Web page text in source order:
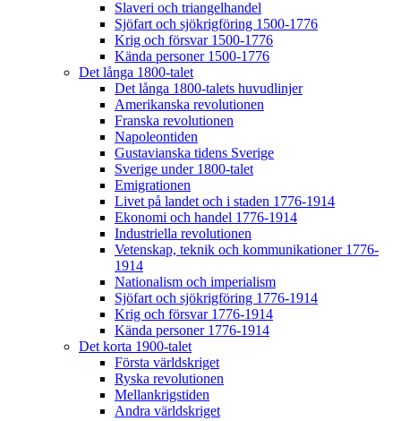
Slaveri och triangelhandel
Sjöfart och sjökrigföring 1500-1776
Krig och försvar 1500-1776
Kända personer 1500-1776
Det långa 1800-talet
Det långa 1800-talets huvudlinjer
Amerikanska revolutionen
Franska revolutionen
Napoleontiden
Gustavianska tidens Sverige
Sverige under 1800-talet
Emigrationen
Livet på landet och i staden 1776-1914
Ekonomi och handel 1776-1914
Industriella revolutionen
Vetenskap, teknik och kommunikationer 1776-
1914
Nationalism och imperialism
Sjöfart och sjökrigföring 1776-1914
Krig och försvar 1776-1914
Kända personer 1776-1914
Det korta 1900-talet
Första världskriget
Ryska revolutionen
Mellankrigstiden
Andra världskriget